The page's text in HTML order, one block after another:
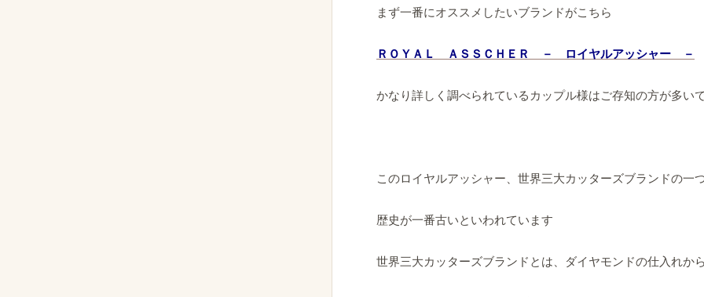
まず一番にオススメしたいブランドがこちら
ＲＯＹＡＬ ＡＳＳＣＨＥＲ － ロイヤルアッシャー －
かなり詳しく調べられているカップル様はご存知の方が多い
このロイヤルアッシャー、世界三大カッターズブランドの一
歴史が一番古いといわれています
世界三大カッターズブランドとは、ダイヤモンドの仕入れか